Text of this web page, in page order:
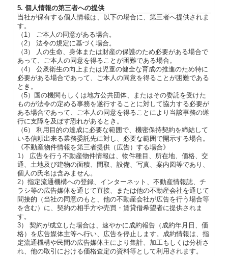
5. 個人情報の第三者への提供
当社が保有する個人情報は、以下の場合に、第三者へ提供されま
す。
（1） ご本人の同意がある場合。
（2） 法令の規定に基づく場合。
（3） 人の生命、身体または財産の保護のため必要がある場合で
あって、ご本人の同意を得ることが困難である場合。
（4） 公衆衛生の向上または児童の健全な育成の推進のため特に
必要がある場合であって、ご本人の同意を得ることが困難である
とき。
（5）国の機関もしくは地方公共団体、またはその委託を受けた
ものが法令の定める事務を遂行することに対して協力する必要が
ある場合であって、ご本人の同意を得ることにより当該事務の遂
行に支障を及ぼす恐れがあるとき。
（6） 利用目的の達成に必要な範囲で、機密保持契約を締結して
いる信頼出来る業務委託先に対し、必要な範囲で開示する場合。
《不動産物件情報を第三者提供（広告）する場合》
1） 広告を行う不動産物件情報は、物件種目、所在地、価格、交
通、土地及び建物の面積、間取、設備、写真、案内図等であり、
個人の氏名は含みません。
2）指定流通機構への登録、インターネット、不動産情報誌、チ
ラシ等の広告媒体を通じて直接、または他の不動産会社を通じて
間接的（当社の同意のもと、他の不動産会社が広告を行う場合等
を含む）に、契約の相手方や売買・賃貸借希望者に提供されま
す。
3） 契約が成立した場合は、速やかに成約報告（成約年月日、価
格）を広告媒体主等へ行い、広告を停止します。成約情報は、指
定流通機構や民間の広告媒体主により集計、加工もしくは分析さ
れ、他の取引における価格査定の資料等として利用されます。